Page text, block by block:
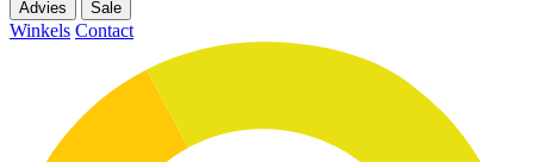
Advies
Sale
Winkels Contact